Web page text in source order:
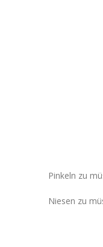
Pinkeln zu
Niesen zu